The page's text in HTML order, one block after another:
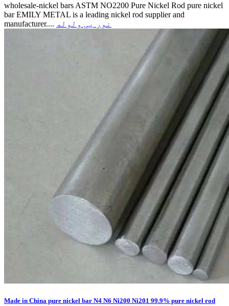
wholesale-nickel bars ASTM NO2200 Pure Nickel Rod pure nickel
bar EMILY METAL is a leading nickel rod supplier and
manufacturer.... نور یی ولوله
Made in China pure nickel bar N4 N6 Ni200 Ni201 99.9% pure nickel rod